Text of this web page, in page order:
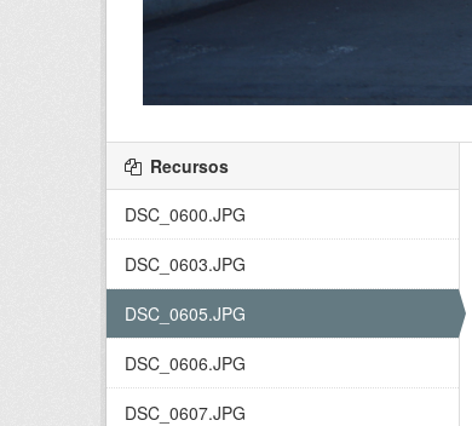
Recursos
DSC_0600.JPG
DSC_0603.JPG
DSC_0605.JPG
DSC_0606.JPG
DSC_0607.JPG